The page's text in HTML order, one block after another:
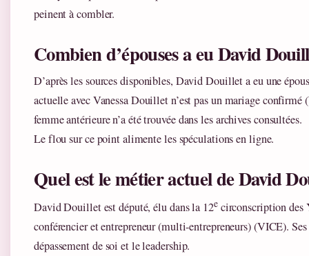
peinent à combler.
Combien d’épouses a eu David
D’après les sources disponibles, David Douillet a eu une
actuelle avec Vanessa Douillet n’est pas un mariage
femme antérieure n’a été trouvée dans les archives consultées.
Le flou sur ce point alimente les spéculations en ligne.
Quel est le métier actuel de David
David Douillet est député, élu dans la 12ecirconscription des
conférencier et entrepreneur (multi-entrepreneurs) (VICE).
dépassement de soi et le leadership.